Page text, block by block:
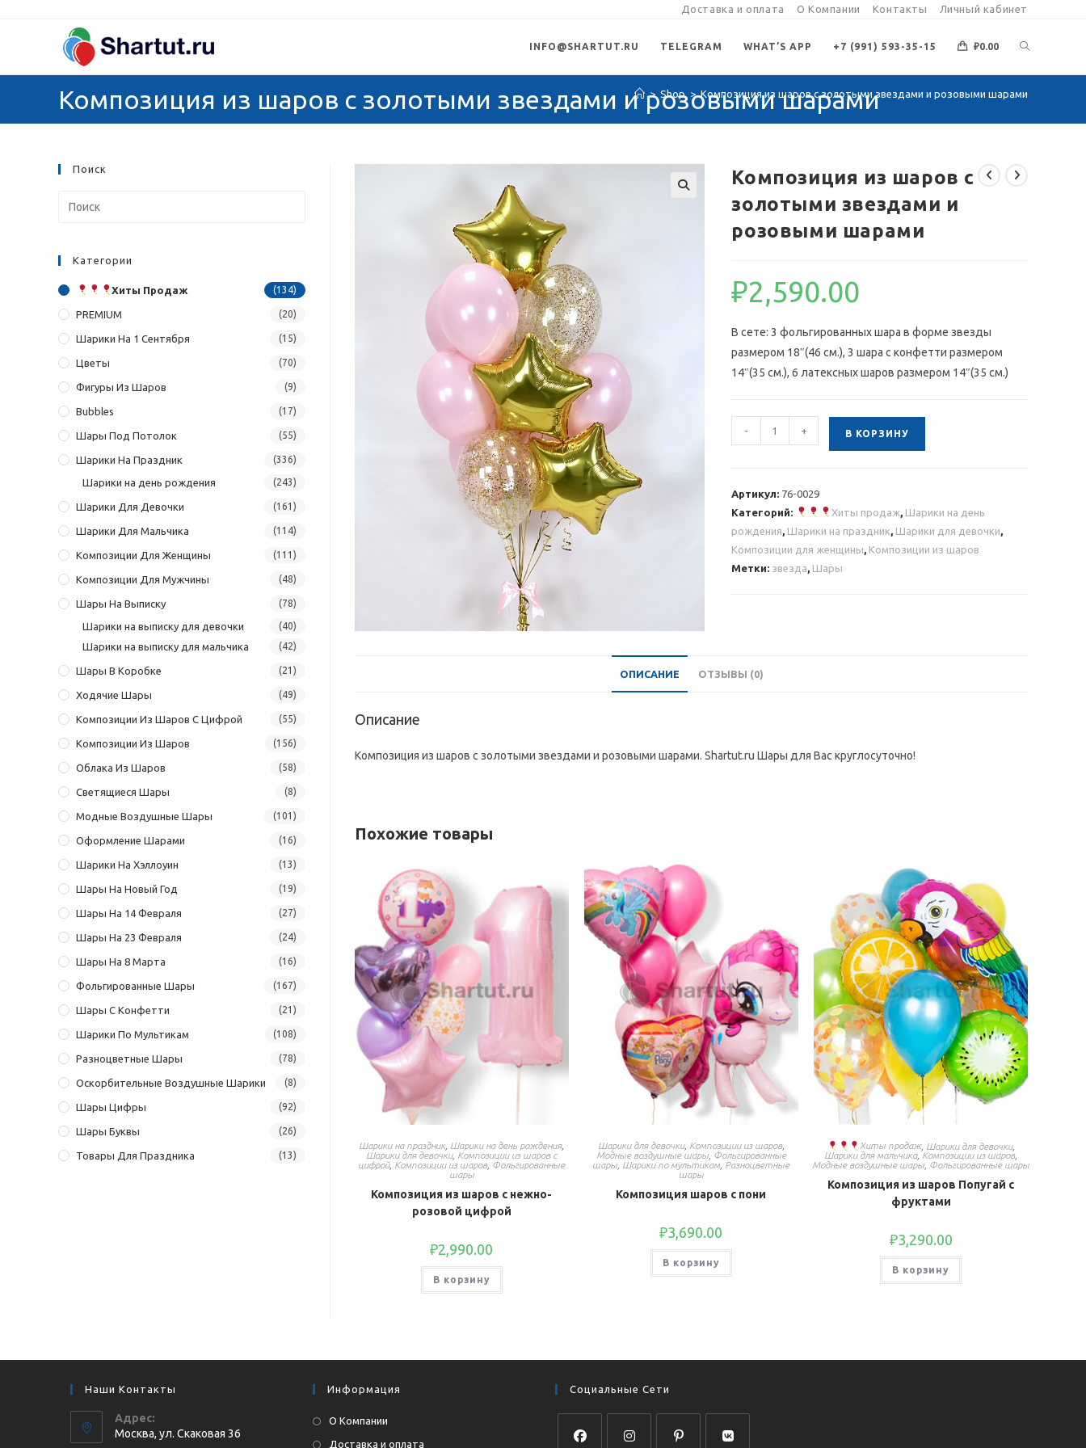
содержимому
Доставка и оплата О Компании Контакты Личный кабинет
INFO@SHARTUT.RU TELEGRAM WHAT’S APP +7 (991) 593-35-15 ₽0.00
ПОИСК
Композиция из шаров с золотыми звездами и розовыми шарами
> Shop > Композиция из шаров с золотыми звездами и розовыми шарами
Композиция из шаров с
золотыми звездами и
розовыми шарами
₽2,590.00
В сете: 3 фольгированных шара в форме звезды
размером 18″(46 см.), 3 шара с конфетти размером
14″(35 см.), 6 латексных шаров размером 14″(35 см.)
Количество
товара
золотыми
звездами
- + В КОРЗИНУ
Артикул: 76-0029
Категорий:
Хиты продаж, Шарики на день
рождения, Шарики на праздник, Шарики для девочки,
Композиции для женщины, Композиции из шаров
Метки: звезда, Шары
ОПИСАНИЕ ОТЗЫВЫ (0)
Описание
Композиция из шаров с золотыми звездами и розовыми шарами. Shartut.ru Шары для Вас круглосуточно!
Похожие товары
Шарики на праздник, Шарики на день рождения,
Шарики для девочки, Композиции из шаров с
цифрой, Композиции из шаров, Фольгированные
шары
Композиция из шаров с нежно-
розовой цифрой
₽2,990.00
В корзину
Шарики для девочки, Композиции из шаров,
Модные воздушные шары, Фольгированные
шары Шарики по мультикам Разноцветные
шары
Композиция шаров с пони
₽3,690.00
В корзину
Хиты продаж, Шарики для девочки,
Шарики для мальчика, Композиции из шаров,
Модные воздушные шары Фольгированные шары
Композиция из шаров Попугай с
фруктами
₽3,290.00
В корзину
Поиск
Категории
Хиты Продаж (134)
PREMIUM (20)
Шарики На 1 Сентября (15)
Цветы (70)
Фигуры Из Шаров (9)
Bubbles (17)
Шары Под Потолок (55)
Шарики На Праздник (336)
Шарики на день рождения (243)
Шарики Для Девочки (161)
Шарики Для Мальчика (114)
Композиции Для Женщины (111)
Композиции Для Мужчины (48)
Шары На Выписку (78)
Шарики на выписку для девочки (40)
Шарики на выписку для мальчика (42)
Шары В Коробке (21)
Ходячие Шары (49)
Композиции Из Шаров С Цифрой (55)
Композиции Из Шаров (156)
Облака Из Шаров (58)
Светящиеся Шары (8)
Модные Воздушные Шары (101)
Оформление Шарами (16)
Шарики На Хэллоуин (13)
Шары На Новый Год (19)
Шары На 14 Февраля (27)
Шары На 23 Февраля (24)
Шары На 8 Марта (16)
Фольгированные Шары (167)
Шары С Конфетти (21)
Шарики По Мультикам (108)
Разноцветные Шары (78)
Оскорбительные Воздушные Шарики (8)
Шары Цифры (92)
Шары Буквы (26)
Товары Для Праздника (13)
Наши Контакты
Адрес:
Москва, ул. Cкаковая 36
Информация
О Компании
Доставка и оплата
Социальные Сети